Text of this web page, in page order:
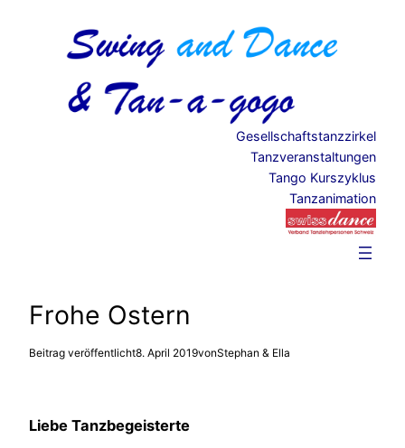
Gesellschaftstanzzirkel
Tanzveranstaltungen
Tango Kurszyklus
Tanzanimation
Frohe Ostern
Beitrag veröffentlicht8. April 2019vonStephan & Ella
Liebe Tanzbegeisterte